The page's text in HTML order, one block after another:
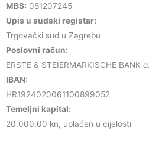
MBS: 081207245
Upis u sudski registar:
Trgovački sud u Zagrebu
Poslovni račun:
ERSTE & STEIERMARKISCHE BANK
IBAN:
HR1924020061100899052
Temeljni kapital:
20.000,00 kn, uplaćen u cijelosti